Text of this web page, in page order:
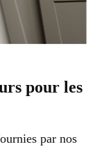
pour les
par nos